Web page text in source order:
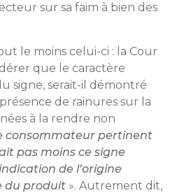
sur sa faim à bien des
le moins celui-ci : la Cour
que le caractère
signe, serait-il démontré
de rainures sur la
à la rendre non
consommateur pertinent
pas moins ce signe
de l’origine
du produit». Autrement dit,